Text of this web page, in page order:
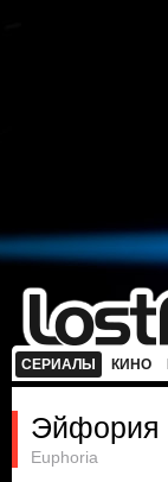
СЕРИАЛЫ КИНО
Эйфория
Euphoria